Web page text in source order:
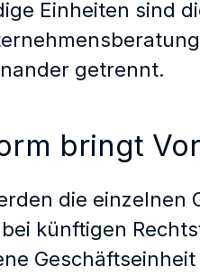
Einheiten sind
getrennt.
bringt
die einzelnen
künftigen